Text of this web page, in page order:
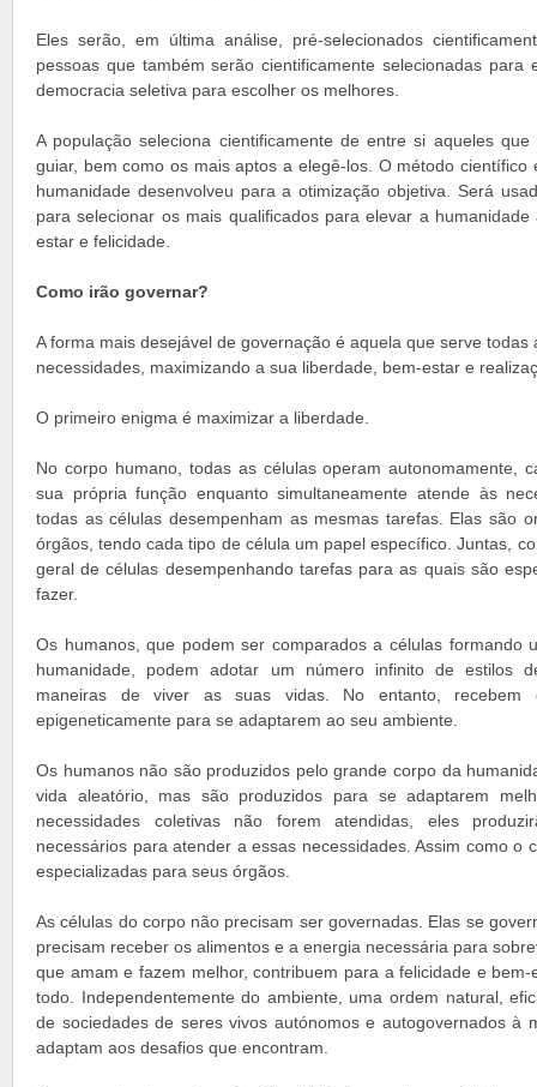
Eles serão, em última análise, pré-selecionados
pessoas que também serão cientificamente selecionadas
democracia seletiva para escolher os melhores.
A população seleciona cientificamente de entre si aqueles
guiar, bem como os mais aptos a elegê-los. O método
humanidade desenvolveu para a otimização objetiva. Será
para selecionar os mais qualificados para elevar a
estar e felicidade.
Como irão governar?
A forma mais desejável de governação é aquela que serve
necessidades, maximizando a sua liberdade, bem-estar e
O primeiro enigma é maximizar a liberdade.
No corpo humano, todas as células operam autonomamente,
sua própria função enquanto simultaneamente atende às
todas as células desempenham as mesmas tarefas. Elas são
órgãos, tendo cada tipo de célula um papel específico. Juntas,
geral de células desempenhando tarefas para as quais são
fazer.
Os humanos, que podem ser comparados a células formando
humanidade, podem adotar um número infinito de estilos
maneiras de viver as suas vidas. No entanto,
epigeneticamente para se adaptarem ao seu ambiente.
Os humanos não são produzidos pelo grande corpo da
vida aleatório, mas são produzidos para se adaptarem
necessidades coletivas não forem atendidas, eles
necessários para atender a essas necessidades. Assim como o
especializadas para seus órgãos.
As células do corpo não precisam ser governadas. Elas se
precisam receber os alimentos e a energia necessária para
que amam e fazem melhor, contribuem para a felicidade e
todo. Independentemente do ambiente, uma ordem natural,
de sociedades de seres vivos autónomos e autogovernados à
adaptam aos desafios que encontram.